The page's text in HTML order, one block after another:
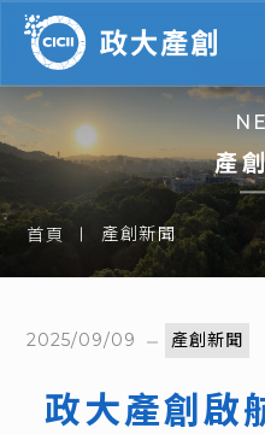
產
首頁 產創新聞
2025/09/09 產創新聞
政大產創啟